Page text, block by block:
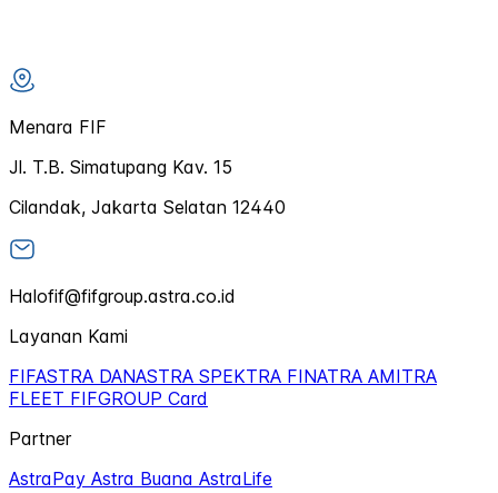
Menara FIF
Jl. T.B. Simatupang Kav. 15
Cilandak, Jakarta Selatan 12440
Halofif@fifgroup.astra.co.id
Layanan Kami
FIFASTRA DANASTRA SPEKTRA FINATRA AMITRA
FLEET FIFGROUP Card
Partner
AstraPay Astra Buana AstraLife